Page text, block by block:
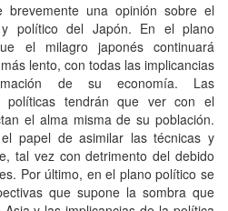
una opinión sobre el
político del Japón. En el plano
el milagro japonés continuará
lento, con todas las implicancias
de su economía. Las
políticas tendrán que ver con el
el alma misma de su población.
papel de asimilar las técnicas y
tal vez con detrimento del debido
Por último, en el plano político se
que supone la sombra que